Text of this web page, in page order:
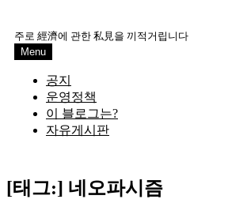
content
주로 經濟에 관한 私見을 끼적거립니다
Menu
공지
운영정책
이 블로그는?
자유게시판
[태그:] 네오파시즘